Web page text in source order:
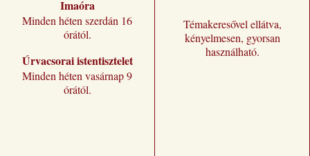
Imaóra
Minden héten szerdán 16
órától.
Úrvacsorai istentisztelet
Minden héten vasárnap 9
órától.
Témakeresővel ellátva,
kényelmesen, gyorsan
használható.